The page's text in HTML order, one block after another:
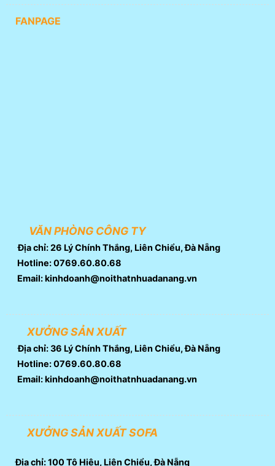
FANPAGE
VĂN PHÒNG CÔNG TY
Địa chỉ: 26 Lý Chính Thắng, Liên Chiểu, Đà Nẵng
Hotline: 0769.60.80.68
Email: kinhdoanh@noithatnhuadanang.vn
XƯỞNG SẢN XUẤT
Địa chỉ: 36 Lý Chính Thắng, Liên Chiểu, Đà Nẵng
Hotline: 0769.60.80.68
Email: kinhdoanh@noithatnhuadanang.vn
XƯỞNG SẢN XUẤT SOFA
Địa chỉ: 100 Tô Hiệu, Liên Chiểu, Đà Nẵng